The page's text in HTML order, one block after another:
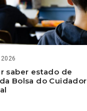
saber estado de
Bolsa do Cuidador